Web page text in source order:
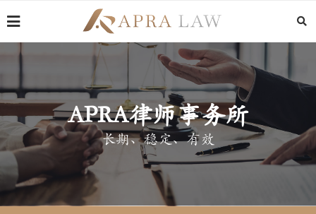
APRA律师事务所
长期、稳定、有效